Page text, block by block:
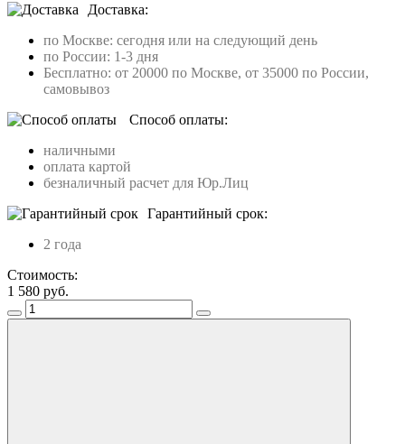
Доставка:
по Москве: сегодня или на следующий день
по России: 1-3 дня
Бесплатно: от 20000 по Москве, от 35000 по России,
самовывоз
Способ оплаты:
наличными
оплата картой
безналичный расчет для Юр.Лиц
Гарантийный срок:
2 года
Стоимость:
1 580 руб.